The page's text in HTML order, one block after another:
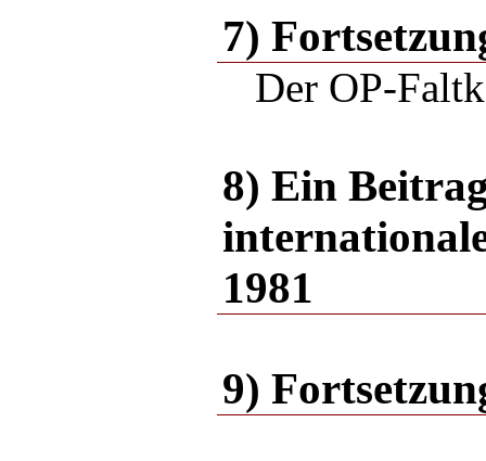
7)
Der OP-
8) Ein
1981
9)